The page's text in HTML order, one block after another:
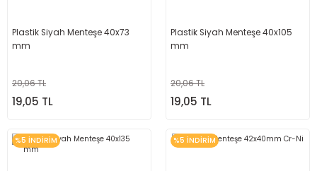
Plastik Siyah Menteşe 40x73
mm
20,06 TL
19,05 TL
Plastik Siyah Menteşe 40x105
mm
20,06 TL
19,05 TL
%5 İNDİRİM %5 İNDİRİM